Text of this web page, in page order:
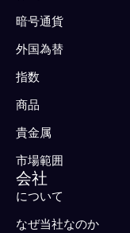
暗号通貨
外国為替
指数
商品
貴金属
市場範囲
会社
について
なぜ当社なのか